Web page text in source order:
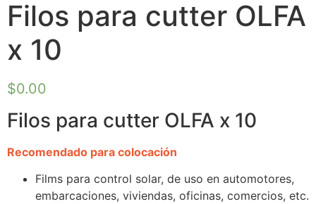
Filos para cutter OLFA
x 10
$0.00
Filos para cutter OLFA x 10
Recomendado para colocación
Films para control solar, de uso en automotores,
embarcaciones, viviendas, oficinas, comercios, etc.